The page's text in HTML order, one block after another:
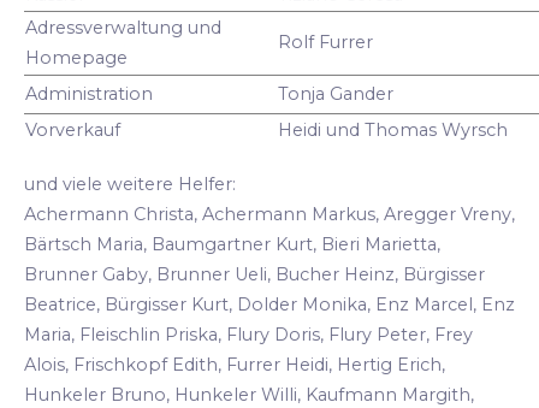
Adressverwaltung und
Homepage
Rolf Furrer
Administration
Tonja Gander
Vorverkauf
Heidi und Thomas Wyrsch
und viele weitere Helfer:
Achermann Christa, Achermann Markus, Aregger Vreny,
Bärtsch Maria, Baumgartner Kurt, Bieri Marietta,
Brunner Gaby, Brunner Ueli, Bucher Heinz, Bürgisser
Beatrice, Bürgisser Kurt, Dolder Monika, Enz Marcel, Enz
Maria, Fleischlin Priska, Flury Doris, Flury Peter, Frey
Alois, Frischkopf Edith, Furrer Heidi, Hertig Erich,
Hunkeler Bruno, Hunkeler Willi, Kaufmann Margith,